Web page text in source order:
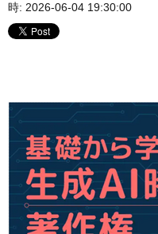
時: 2026-06-04 19:30:00